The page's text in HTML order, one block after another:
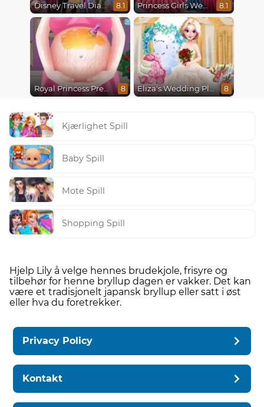
Disney Travel Diaries: City Break 8.1 Princess Girls Wedding Trip 8.1
Royal Princess Pregnant 8 Eliza's Wedding Planner 8
Kjærlighet Spill
Baby Spill
Mote Spill
Shopping Spill
Hjelp Lily å velge hennes brudekjole, frisyre og
tilbehør for henne bryllup dagen er vakker. Det kan
være et tradisjonelt japansk bryllup eller satt i øst
eller hva du foretrekker.
Privacy Policy
Kontakt